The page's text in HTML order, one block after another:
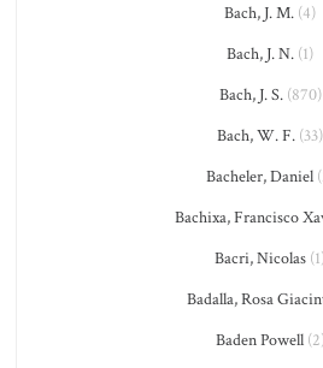
Bach, J. M. (4)
Bach, J. N. (1)
Bach, J. S.(870)
Bach, W. F. (33)
Bacheler, Daniel
Bachixa, Francisco
Bacri, Nicolas
Badalla, Rosa
Baden Powell